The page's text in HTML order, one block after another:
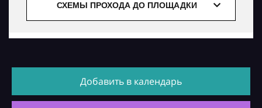
СХЕМЫ ПРОХОДА ДО ПЛОЩАДКИ
Добавить в календарь